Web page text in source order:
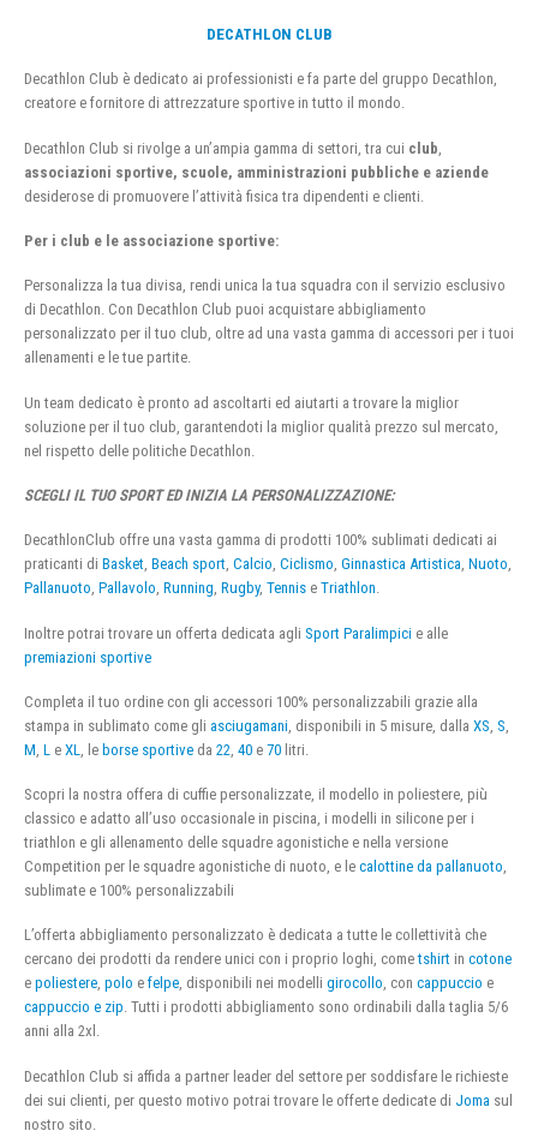
DECATHLON CLUB
Decathlon Club è dedicato ai professionisti e fa parte del gruppo Decathlon,
creatore e fornitore di attrezzature sportive in tutto il mondo.
Decathlon Club si rivolge a un’ampia gamma di settori, tra cui club
associazioni sportive, scuole, amministrazioni pubbliche e aziende
desiderose di promuovere l’attività fisica tra dipendenti e clienti.
Per i club e le associazione sportive:
Personalizza la tua divisa, rendi unica la tua squadra con il servizio esclusivo
di Decathlon. Con Decathlon Club puoi acquistare abbigliamento
personalizzato per il tuo club, oltre ad una vasta gamma di accessori per i tuoi
allenamenti e le tue partite.
Un team dedicato è pronto ad ascoltarti ed aiutarti a trovare la miglior
soluzione per il tuo club, garantendoti la miglior qualità prezzo sul mercato,
nel rispetto delle politiche Decathlon.
SCEGLI IL TUO SPORT ED INIZIA LA PERSONALIZZAZIONE:
DecathlonClub offre una vasta gamma di prodotti 100% sublimati dedicati ai
praticanti di Basket, Beach sport, Calcio, Ciclismo, Ginnastica Artistica, Nuoto,
Pallanuoto, Pallavolo, Running, Rugby, Tennis e Triathlon.
Inoltre potrai trovare un offerta dedicata agli Sport Paralimpici e alle
premiazioni sportive
Completa il tuo ordine con gli accessori 100% personalizzabili grazie alla
stampa in sublimato come gli asciugamani , disponibili in 5 misure, dalla XS S
M L e XL , le borse sportive da 22 40 e 70 litri.
Scopri la nostra offera di cuffie personalizzate, il modello in poliestere, più
classico e adatto all’uso occasionale in piscina, i modelli in silicone per i
triathlon e gli allenamento delle squadre agonistiche e nella versione
Competition per le squadre agonistiche di nuoto, e le calottine da pallanuoto,
sublimate e 100% personalizzabili
L’offerta abbigliamento personalizzato è dedicata a tutte le collettività che
cercano dei prodotti da rendere unici con i proprio loghi, cometshirt in cotone
e poliestere, polo e felpe, disponibili nei modelli girocollo, con cappuccio e
cappuccio e zip. Tutti i prodotti abbigliamento sono ordinabili dalla taglia 5/6
anni alla 2xl.
Decathlon Club si affida a partner leader del settore per soddisfare le richieste
dei sui clienti, per questo motivo potrai trovare le offerte dedicate di Joma sul
nostro sito.